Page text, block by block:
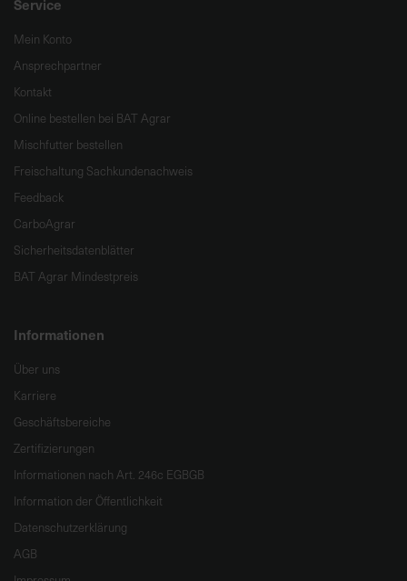
Service
Mein Konto
Ansprechpartner
Kontakt
Online bestellen bei BAT Agrar
Mischfutter bestellen
Freischaltung Sachkundenachweis
Feedback
CarboAgrar
Sicherheitsdatenblätter
BAT Agrar Mindestpreis
Informationen
Über uns
Karriere
Geschäftsbereiche
Zertifizierungen
Informationen nach Art. 246c EGBGB
Information der Öffentlichkeit
Datenschutzerklärung
AGB